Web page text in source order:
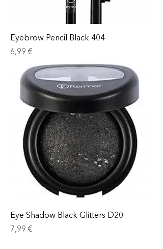
Eyebrow Pencil Black 404
Prix
6,99 €
Eye Shadow Black Glitters D20
Prix
7,99 €